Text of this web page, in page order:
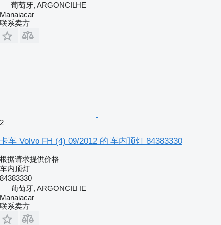
葡萄牙, ARGONCILHE
Manaiacar
联系卖方
2
卡车 Volvo FH (4) 09/2012 的 车内顶灯 84383330
根据请求提供价格
车内顶灯
84383330
葡萄牙, ARGONCILHE
Manaiacar
联系卖方